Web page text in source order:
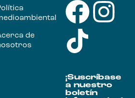
de
¡Suscríbase
a nuestro
boletín